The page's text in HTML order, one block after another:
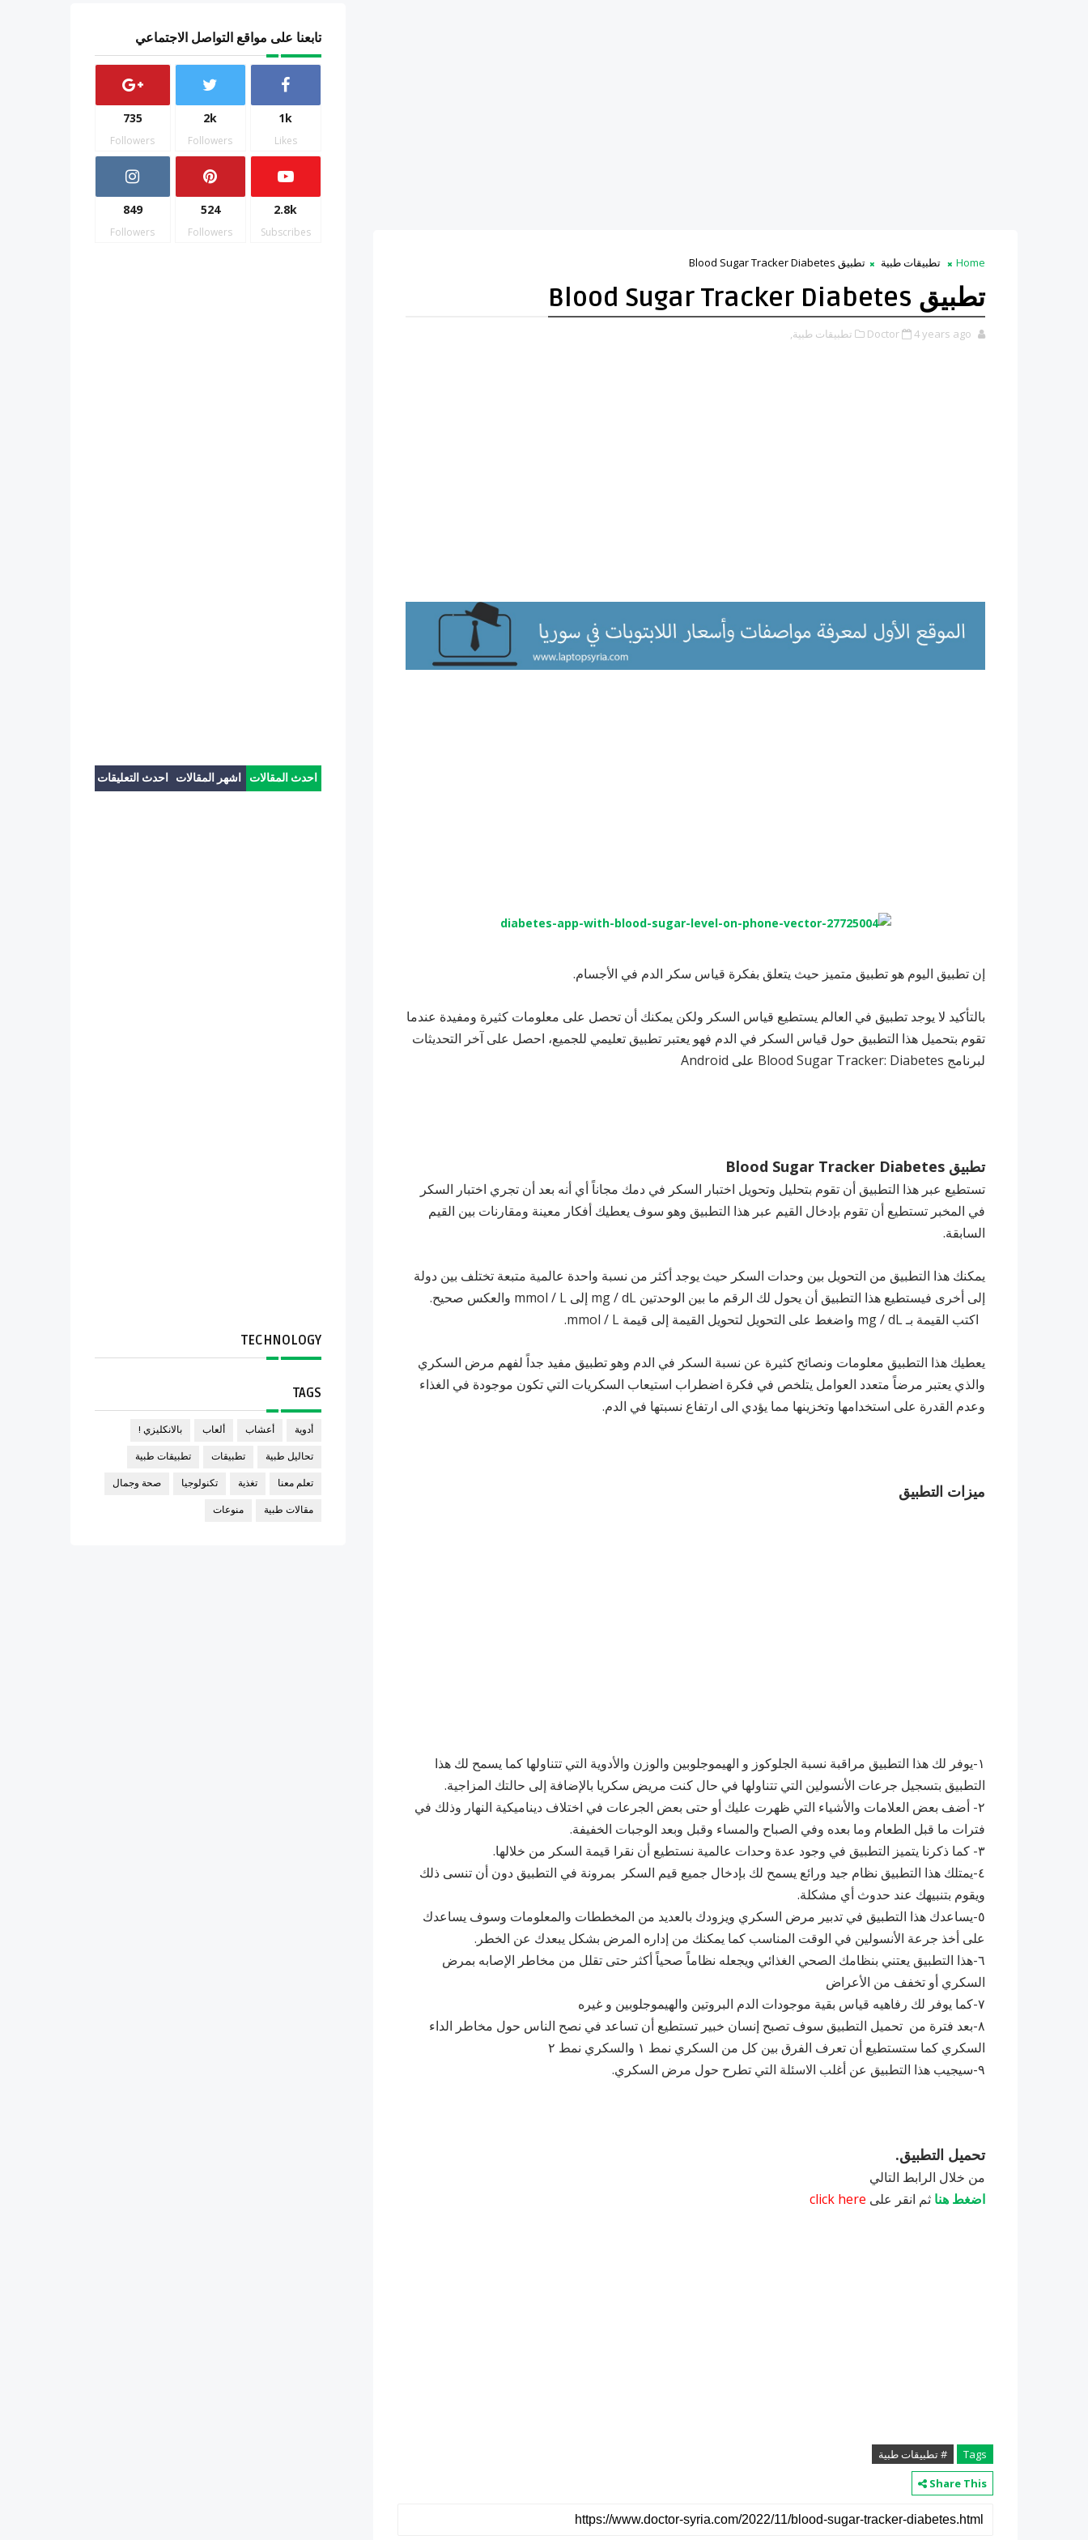
Home تطبيقات طبية تطبيق Blood Sugar Tracker Diabetes
تطبيق Blood Sugar Tracker Diabetes
Doctor 4 years ago تطبيقات طبية,
إن تطبيق اليوم هو تطبيق متميز حيث يتعلق بفكرة قياس سكر الدم في الأجسام.
بالتأكيد لا يوجد تطبيق في العالم يستطيع قياس السكر ولكن يمكنك أن تحصل على معلومات كثيرة ومفيدة عندما
تقوم بتحميل هذا التطبيق حول قياس السكر في الدم فهو يعتبر تطبيق تعليمي للجميع، احصل على آخر التحديثات
لبرنامج Blood Sugar Tracker: Diabetes على Android
تطبيق Blood Sugar Tracker Diabetes
تستطيع عبر هذا التطبيق أن تقوم بتحليل وتحويل اختبار السكر في دمك مجاناً أي أنه بعد أن تجري اختبار السكر
في المخبر تستطيع أن تقوم بإدخال القيم عبر هذا التطبيق وهو سوف يعطيك أفكار معينة ومقارنات بين القيم
السابقة.
يمكنك هذا التطبيق من التحويل بين وحدات السكر حيث يوجد أكثر من نسبة واحدة عالمية متبعة تختلف بين دولة
إلى أخرى فيستطيع هذا التطبيق أن يحول لك الرقم ما بين الوحدتين mg / dL إلى mmol / L والعكس صحيح.
اكتب القيمة بـ mg / dL واضغط على التحويل لتحويل القيمة إلى قيمة mmol / L.
يعطيك هذا التطبيق معلومات ونصائح كثيرة عن نسبة السكر في الدم وهو تطبيق مفيد جداً لفهم مرض السكري
والذي يعتبر مرضاً متعدد العوامل يتلخص في فكرة اضطراب استيعاب السكريات التي تكون موجودة في الغذاء
وعدم القدرة على استخدامها وتخزينها مما يؤدي الى ارتفاع نسبتها في الدم.
ميزات التطبيق
١-يوفر لك هذا التطبيق مراقبة نسبة الجلوكوز و الهيموجلوبين والوزن والأدوية التي تتناولها كما يسمح لك هذا
التطبيق بتسجيل جرعات الأنسولين التي تتناولها في حال كنت مريض سكريا بالإضافة إلى حالتك المزاجية.
٢- أضف بعض العلامات والأشياء التي ظهرت عليك أو حتى بعض الجرعات في اختلاف ديناميكية النهار وذلك في
فترات ما قبل الطعام وما بعده وفي الصباح والمساء وقبل وبعد الوجبات الخفيفة.
٣- كما ذكرنا يتميز التطبيق في وجود عدة وحدات عالمية نستطيع أن نقرا قيمة السكر من خلالها.
٤-يمتلك هذا التطبيق نظام جيد ورائع يسمح لك بإدخال جميع قيم السكر بمرونة في التطبيق دون أن تنسى ذلك
ويقوم بتنبيهك عند حدوث أي مشكلة.
٥-يساعدك هذا التطبيق في تدبير مرض السكري ويزودك بالعديد من المخططات والمعلومات وسوف يساعدك
على أخذ جرعة الأنسولين في الوقت المناسب كما يمكنك من إداره المرض بشكل يبعدك عن الخطر.
٦-هذا التطبيق يعتني بنظامك الصحي الغذائي ويجعله نظاماً صحياً أكثر حتى تقلل من مخاطر الإصابه بمرض
السكري أو تخفف من الأعراض
٧-كما يوفر لك رفاهيه قياس بقية موجودات الدم البروتين والهيموجلوبين و غيره
٨-بعد فترة من تحميل التطبيق سوف تصبح إنسان خبير تستطيع أن تساعد في نصح الناس حول مخاطر الداء
السكري كما ستستطيع أن تعرف الفرق بين كل من السكري نمط ١ والسكري نمط ٢
٩-سيجيب هذا التطبيق عن أغلب الاسئلة التي تطرح حول مرض السكري.
تحميل التطبيق.
من خلال الرابط التالي
اضغط هنا ثم انقر على click here
Tags
# تطبيقات طبية
Share This
تابعنا على مواقع التواصل الاجتماعي
1k
Likes
2k
Followers
735
Followers
2.8k
Subscribes
524
Followers
849
Followers
احدث المقالات اشهر المقالات احدث التعليقات
TECHNOLOGY
TAGS
أدوية أعشاب ألعاب بالانكليزي !
تحاليل طبية تطبيقات تطبيقات طبية
تعلم معنا تغذية تكنولوجيا صحة وجمال
مقالات طبية منوعات